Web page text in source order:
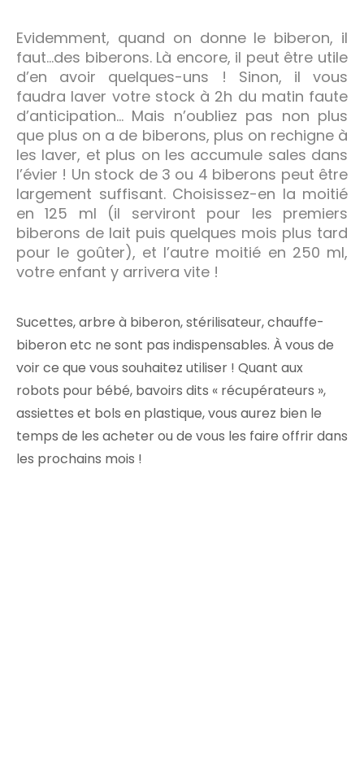
Evidemment, quand on donne le biberon, il
faut…des biberons. Là encore, il peut être utile
d’en avoir quelques-uns ! Sinon, il vous
faudra laver votre stock à 2h du matin faute
d’anticipation… Mais n’oubliez pas non plus
que plus on a de biberons, plus on rechigne à
les laver, et plus on les accumule sales dans
l’évier ! Un stock de 3 ou 4 biberons peut être
largement suffisant. Choisissez-en la moitié
en 125 ml (il serviront pour les premiers
biberons de lait puis quelques mois plus tard
pour le goûter), et l’autre moitié en 250 ml,
votre enfant y arrivera vite !
Sucettes, arbre à biberon, stérilisateur, chauffe-
biberon etc ne sont pas indispensables. À vous de
voir ce que vous souhaitez utiliser ! Quant aux
robots pour bébé, bavoirs dits « récupérateurs »,
assiettes et bols en plastique, vous aurez bien le
temps de les acheter ou de vous les faire offrir dans
les prochains mois !